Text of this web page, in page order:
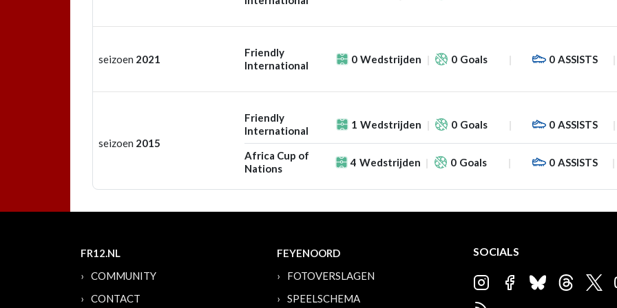
seizoen 2021
Friendly
International
0 Wedstrijden 0 Goals 0 ASSISTS
seizoen 2015
Friendly
International
1 Wedstrijden 0 Goals 0 ASSISTS
Africa Cup of
Nations
4 Wedstrijden 0 Goals 0 ASSISTS
FR12.NL
COMMUNITY
CONTACT
FEYENOORD
FOTOVERSLAGEN
SPEELSCHEMA
SOCIALS